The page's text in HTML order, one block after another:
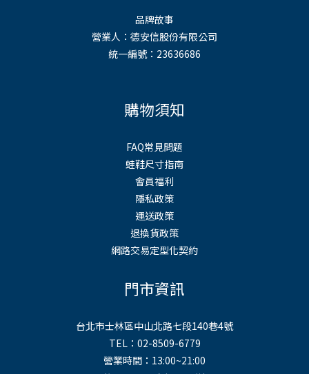
品牌故事
營業人：德安信股份有限公司
統一編號：23636686
購物須知
FAQ常見問題
蛙鞋尺寸指南
會員福利
隱私政策
運送政策
退換貨政策
網路交易定型化契約
門市資訊
台北市士林區中山北路七段140巷4號
TEL：02-8509-6779
營業時間：13:00~21:00